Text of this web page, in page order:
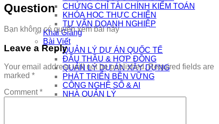
CHỨNG CHỈ TÀI CHÍNH KIỂM TOÁN
KHÓA HỌC THỰC CHIẾN
TƯ VẤN DOANH NGHIỆP
Khai Giảng
Bài Viết
QUẢN LÝ DỰ ÁN QUỐC TẾ
ĐẤU THẦU & HỢP ĐỒNG
QUẢN LÝ DỰ ÁN XÂY DỰNG
PHÁT TRIỂN BỀN VỮNG
CÔNG NGHỆ SỐ & AI
NHÀ QUẢN LÝ
Question
Bạn không có quyền xem bài này
Leave a Reply
Your email address will not be published. Required fields are
marked *
Comment*